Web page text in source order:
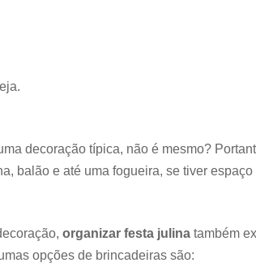
decoração típica, não é mesmo?
balão e até uma fogueira, se tiver
organizar festa julina também
opções de brincadeiras são: